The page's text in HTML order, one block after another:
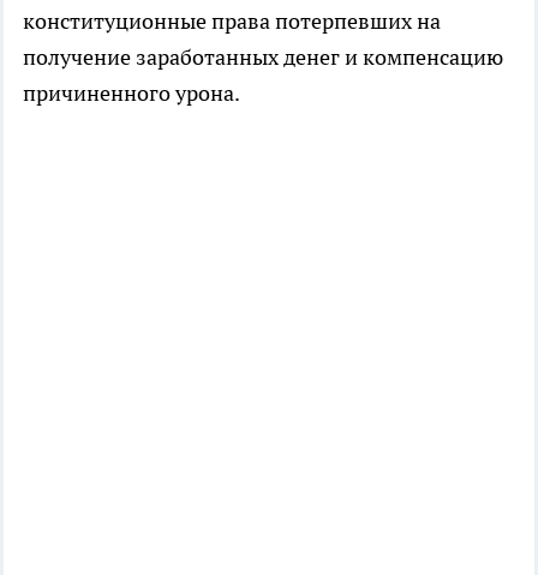
конституционные права потерпевших на
получение заработанных денег и компенсацию
причиненного урона.